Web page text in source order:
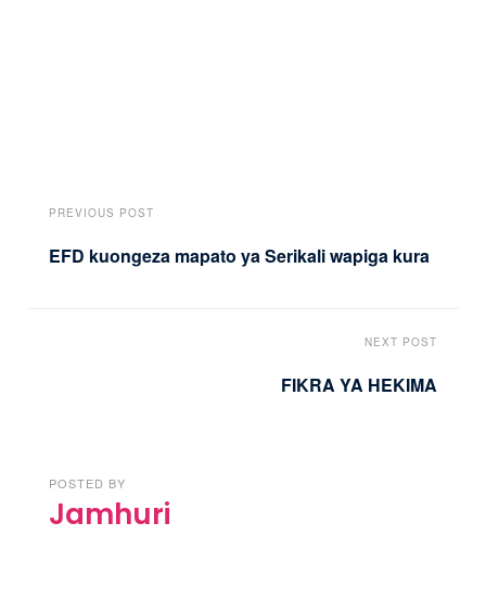
PREVIOUS POST
EFD kuongeza mapato ya Serikali wapiga kura
NEXT POST
FIKRA YA HEKIMA
POSTED BY
Jamhuri